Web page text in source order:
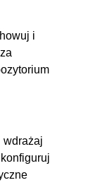
i
wdrażaj